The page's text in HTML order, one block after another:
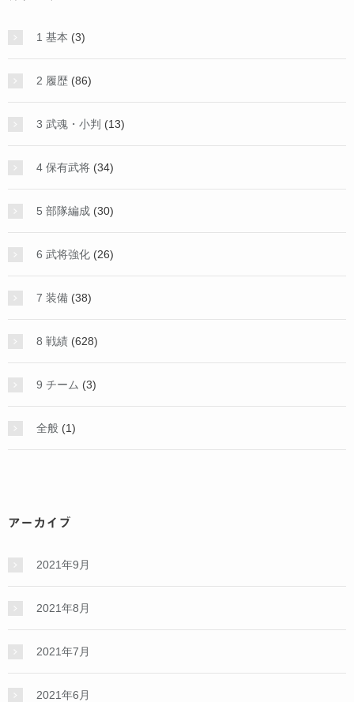
1 基本 (3)
2 履歴 (86)
3 武魂・小判 (13)
4 保有武将 (34)
5 部隊編成 (30)
6 武将強化 (26)
7 装備 (38)
8 戦績 (628)
9 チーム (3)
全般 (1)
アーカイブ
2021年9月
2021年8月
2021年7月
2021年6月